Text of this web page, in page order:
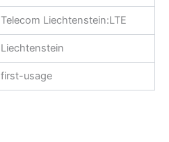
Telecom Liechtenstein:LTE
Liechtenstein
first-usage